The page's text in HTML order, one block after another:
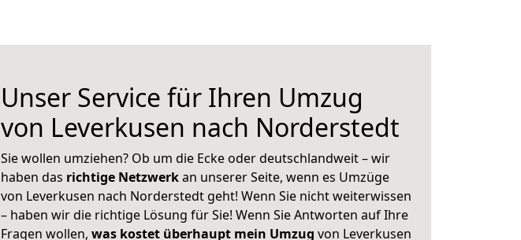
Unser Service für Ihren Umzug
von Leverkusen nach Norderstedt
Sie wollen umziehen? Ob um die Ecke oder deutschlandweit – wir
haben das richtige Netzwerkan unserer Seite, wenn es Umzüge
von Leverkusen nach Norderstedt geht! Wenn Sie nicht weiterwissen
– haben wir die richtige Lösung für Sie! Wenn Sie Antworten auf Ihre
Fragen wollen, was kostet überhaupt mein Umzug von Leverkusen